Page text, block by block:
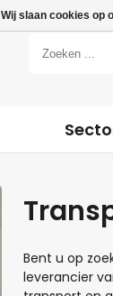
Bent u op
leverancier
Wij slaan cookies op